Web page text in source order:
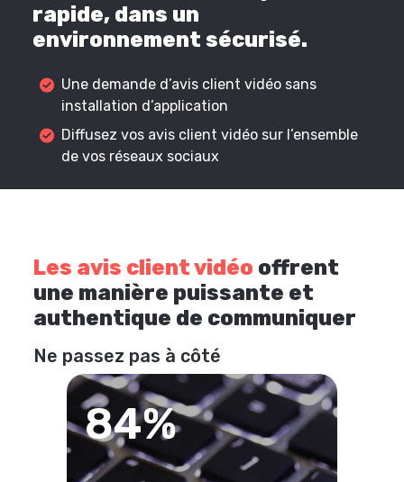
rapide, dans un
environnement sécurisé.
Une demande d’avis client vidéo sans
installation d’application
Diffusez vos avis client vidéo sur l’ensemble
de vos réseaux sociaux
Les avis client vidéo offrent
une manière puissante et
authentique de communiquer
Ne passez pas à côté
84%